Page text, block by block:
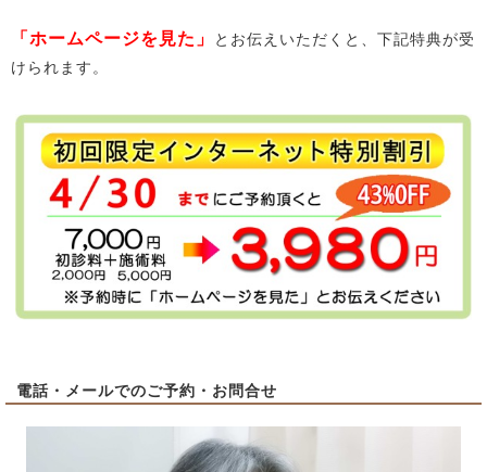
「ホームページを見た」
とお伝えいただくと、下記特典が受
けられます。
電話・メールでのご予約・お問合せ